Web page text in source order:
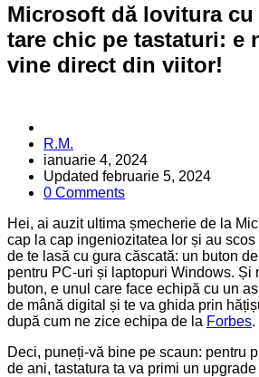
Microsoft dă lovitura
tare chic pe tastaturi: e
vine direct din viitor!
Posted
by
R.M.
ianuarie 4, 2024
Updated februarie 5, 2024
0 Comments
Hei, ai auzit ultima șmecherie de la
cap la cap ingeniozitatea lor și au
de te lasă cu gura căscată: un buton
pentru PC-uri și laptopuri Windows. Și
buton, e unul care face echipă cu un
de mână digital și te va ghida prin
după cum ne zice echipa de la Forbes.
Deci, puneți-vă bine pe scaun: pentru
de ani, tastatura ta va primi un